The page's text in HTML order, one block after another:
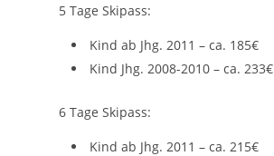
5 Tage Skipass:
Kind ab Jhg. 2011 – ca. 185€
Kind Jhg. 2008-2010 – ca. 233€
6 Tage Skipass:
Kind ab Jhg. 2011 – ca. 215€